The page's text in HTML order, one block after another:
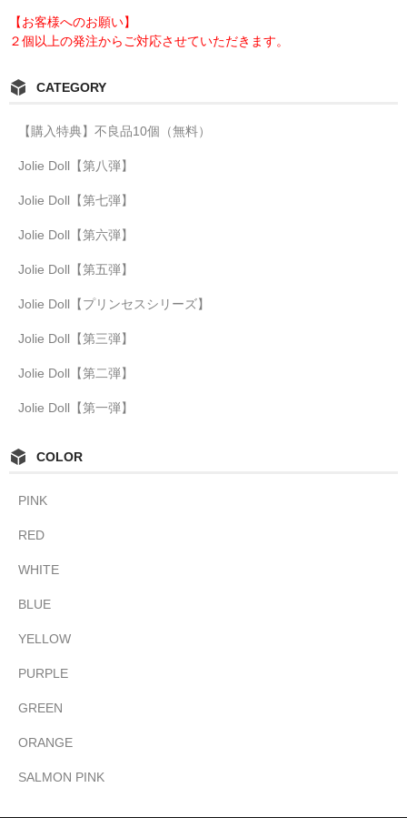
【お客様へのお願い】
２個以上の発注からご対応させていただきます。
CATEGORY
【購入特典】不良品10個（無料）
Jolie Doll【第八弾】
Jolie Doll【第七弾】
Jolie Doll【第六弾】
Jolie Doll【第五弾】
Jolie Doll【プリンセスシリーズ】
Jolie Doll【第三弾】
Jolie Doll【第二弾】
Jolie Doll【第一弾】
COLOR
PINK
RED
WHITE
BLUE
YELLOW
PURPLE
GREEN
ORANGE
SALMON PINK